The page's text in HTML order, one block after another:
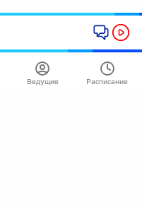
Ведущие Расписание